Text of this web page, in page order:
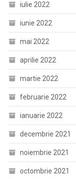
iulie 2022
iunie 2022
mai 2022
aprilie 2022
martie 2022
februarie 2022
ianuarie 2022
decembrie 2021
noiembrie 2021
octombrie 2021